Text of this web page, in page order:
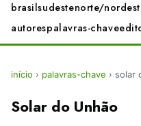
brasilsudestenorte/
autorespalavras-chave
início › palavras-chave › solar
Solar do Unhão